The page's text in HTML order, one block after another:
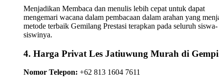
Menjadikan Membaca dan menulis lebih cepat untuk dapat
mengemari wacana dalam pembacaan dalam arahan yang
metode terbaik Gemilang Prestasi terapkan pada seluruh siswa-
siswinya.
4. Harga Privat Les Jatiuwung Murah di Gempi
Nomor Telepon: +62 813 1604 7611